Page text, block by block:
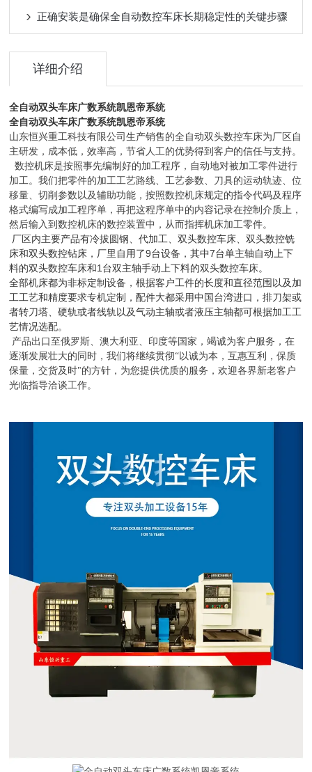
正确安装是确保全自动数控车床长期稳定性的关键步骤
详细介绍
全自动双头车床广数系统凯恩帝系统
全自动双头车床广数系统凯恩帝系统
山东恒兴重工科技有限公司生产销售的全自动双头数控车床为厂区自
主研发，成本低，效率高，节省人工的优势得到客户的信任与支持。
数控机床是按照事先编制好的加工程序，自动地对被加工零件进行
加工。我们把零件的加工工艺路线、工艺参数、刀具的运动轨迹、位
移量、切削参数以及辅助功能，按照数控机床规定的指令代码及程序
格式编写成加工程序单，再把这程序单中的内容记录在控制介质上，
然后输入到数控机床的数控装置中，从而指挥机床加工零件。
厂区内主要产品有冷拔圆钢、代加工、双头数控车床、双头数控铣
床和双头数控钻床，厂里自用了9台设备，其中7台单主轴自动上下
料的双头数控车床和1 台双主轴手动上下料的双头数控车床。
全部机床都为非标定制设备，根据客户工件的长度和直径范围以及加
工工艺和精度要求专机定制，配件大都采用中国台湾进口，排刀架或
者转刀塔、硬轨或者线轨以及气动主轴或者液压主轴都可根据加工工
艺情况选配。
产品出口至俄罗斯、澳大利亚、印度等国家，竭诚为客户服务，在
逐渐发展壮大的同时，我们将继续贯彻“以诚为本，互惠互利，保质
保量，交货及时"的方针，为您提供优质的服务，欢迎各界新老客户
光临指导洽谈工作。